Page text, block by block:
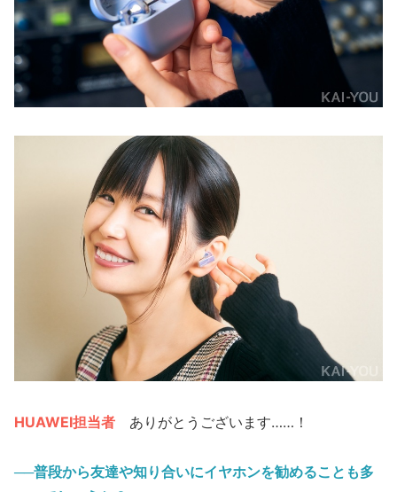
HUAWEI担当者 ありがとうございます……！
──普段から友達や知り合いにイヤホンを勧めることも多